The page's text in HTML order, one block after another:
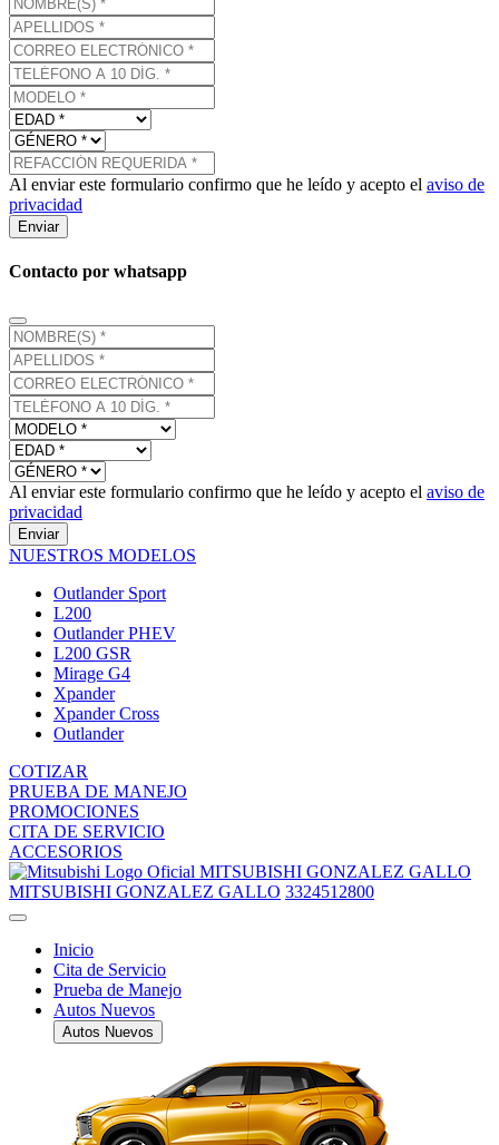
Al enviar este formulario confirmo que he leído y acepto el aviso de
privacidad
Enviar
Contacto por whatsapp
Al enviar este formulario confirmo que he leído y acepto el aviso de
privacidad
Enviar
NUESTROS MODELOS
Outlander Sport
L200
Outlander PHEV
L200 GSR
Mirage G4
Xpander
Xpander Cross
Outlander
COTIZAR
PRUEBA DE MANEJO
PROMOCIONES
CITA DE SERVICIO
ACCESORIOS
MITSUBISHI GONZALEZ GALLO
MITSUBISHI GONZALEZ GALLO 3324512800
Inicio
Cita de Servicio
Prueba de Manejo
Autos Nuevos
Autos Nuevos